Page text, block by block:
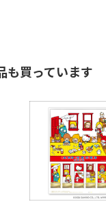
も買っています